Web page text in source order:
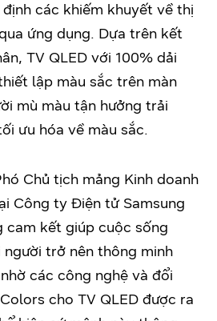
các khiếm khuyết về thị
ứng dụng. Dựa trên kết
TV QLED với 100% dải
lập màu sắc trên màn
mù màu tận hưởng trải
ưu hóa về màu sắc.
Chủ tịch mảng Kinh doanh
Công ty Điện tử Samsung
cam kết giúp cuộc sống
người trở nên thông minh
các công nghệ và đổi
cho TV QLED được ra